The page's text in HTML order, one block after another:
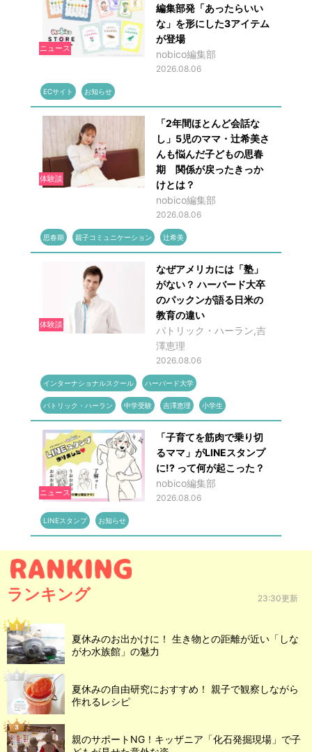
ニュース
編集部発「あったらいい
な」を形にした3アイテム
が登場
nobico編集部
2026.08.06
ECサイト お知らせ
体験談
「2年間ほとんど会話な
し」5児のママ・辻希美さ
んも悩んだ子どもの思春
期 関係が戻ったきっか
けとは？
nobico編集部
2026.08.06
思春期 親子コミュニケーション 辻希美
体験談
なぜアメリカには「塾」
がない？ ハーバード大卒
のパックンが語る日米の
教育の違い
パトリック・ハーラン,吉
澤恵理
2026.08.06
インターナショナルスクール ハーバード大学
パトリック・ハーラン 中学受験 吉澤恵理 小学生
ニュース
「子育てを筋肉で乗り切
るママ」がLINEスタンプ
に!? って何が起こった？
nobico編集部
2026.08.06
LINEスタンプ お知らせ
ランキング 23:30更新
夏休みのお出かけに！ 生き物との距離が近い「しな
がわ水族館」の魅力
夏休みの自由研究におすすめ！ 親子で観察しながら
作れるレシピ
親のサポートNG！キッザニア「化石発掘現場」で子